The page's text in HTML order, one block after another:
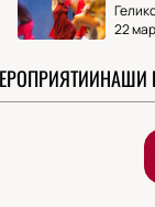
22
НАШИ